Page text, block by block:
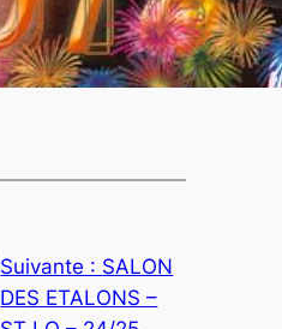
Suivante : SALON
DES ETALONS –